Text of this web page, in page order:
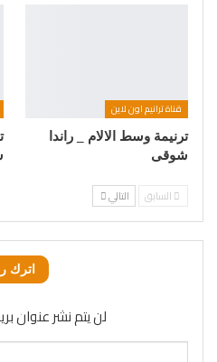
قناة ترانيم اون لاين
ترنيمة وسط الالام _ راندا
شوقى
السابق التالي
اترك
لن يتم نشر عنوان